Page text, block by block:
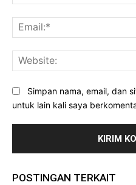
Simpan nama, email, dan
untuk lain kali saya
POSTINGAN TERKAIT